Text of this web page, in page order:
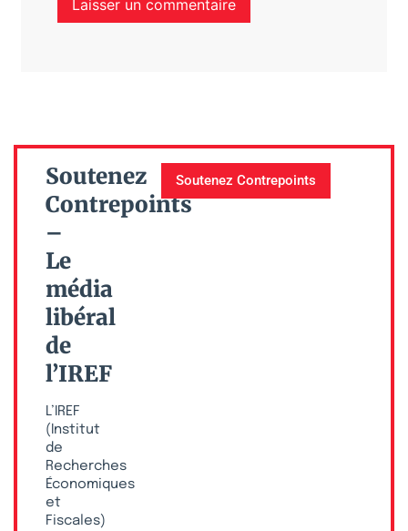
Soutenez
Contrepoints
–
Le
média
libéral
de
l’IREF
L’IREF
(Institut
de
Recherches
Économiques
et
Fiscales)
Soutenez Contrepoints